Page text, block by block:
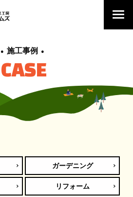
施工事例
CASE
ガーデニング
リフォーム